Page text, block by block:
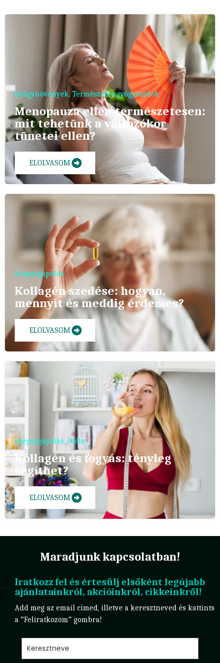
Gyógynövények,Természetes gyógymódok
Menopauza ellen természetesen:
mit tehetünk a változókor
tünetei ellen?
ELOLVASOM
Szépségápolás
Kollagén szedése: hogyan,
mennyit és meddig érdemes?
ELOLVASOM
Szépségápolás, Diéta
Kollagén és fogyás: tényleg
segíthet?
ELOLVASOM
Maradjunk kapcsolatban!
Iratkozz fel és értesülj elsőként legújabb
ajánlatainkról, akcióinkról, cikkeinkről!
Add meg az email címed, illetve a keresztneved és kattints
a “Feliratkozom” gombra!